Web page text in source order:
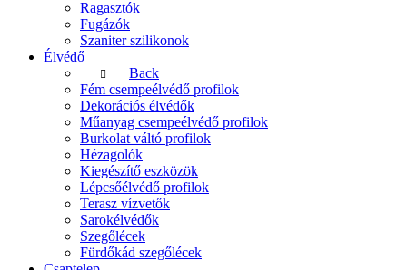
Ragasztók
Fugázók
Szaniter szilikonok
Élvédő
Back
Fém csempeélvédő profilok
Dekorációs élvédők
Műanyag csempeélvédő profilok
Burkolat váltó profilok
Hézagolók
Kiegészítő eszközök
Lépcsőélvédő profilok
Terasz vízvetők
Sarokélvédők
Szegőlécek
Fürdőkád szegőlécek